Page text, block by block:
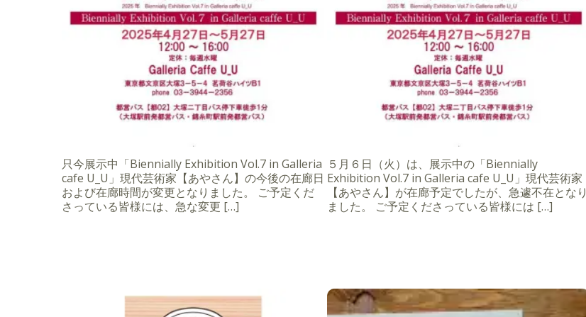
只今展示中「Biennially Exhibition Vol.7 in Galleria
cafe U_U」現代芸術家【あやさん】の今後の在廊日
および在廊時間が変更となりました。 ご予定くだ
さっている皆様には、急な変更 […]
５月６日（火）は、展示中の「Biennially
Exhibition Vol.7 in Galleria cafe U_U」現代芸術家
【あやさん】が在廊予定でしたが、急遽不在となり
ました。 ご予定くださっている皆様には […]